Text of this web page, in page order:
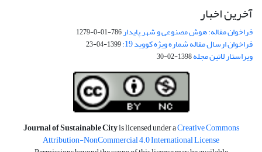
آخرین اخبار
فراخوان مقاله: هوش مصنوعی و شهر پایدار786-01-0-1279
فراخوان ارسال مقاله شماره ویژه کووید 19: 1399-04-23
ویراستار لاتین مجله1398-02-30
Journal of Sustainable Cityis licensed under aCreative Commons
Attribution-NonCommercial 4.0 International License